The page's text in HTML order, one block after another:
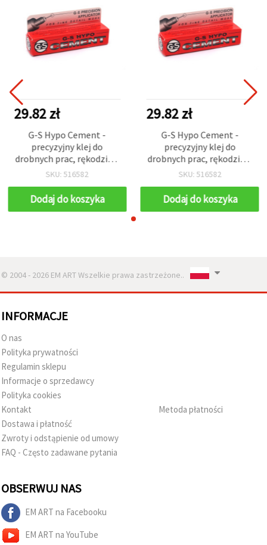
29.82 zł
G-S Hypo Cement -
precyzyjny klej do
drobnych prac, rękodzieła
i biżuterii, tubka z
igłową - 9 ml
SKU: 516582
Dodaj do koszyka
29.82 zł
G-S Hypo Cement -
precyzyjny klej do
drobnych prac, rękodzieła
i biżuterii, tubka z
igłową - 9 ml
SKU: 516582
Dodaj do koszyka
© 2004 - 2026 EM ART Wszelkie prawa zastrzeżone..
INFORMACJE
O nas
Polityka prywatności
Regulamin sklepu
Informacje o sprzedawcy
Polityka cookies
Kontakt
Dostawa i płatność
Zwroty i odstąpienie od umowy
FAQ - Często zadawane pytania
Metoda płatności
OBSERWUJ NAS
EM ART na Facebooku
EM ART na YouTube